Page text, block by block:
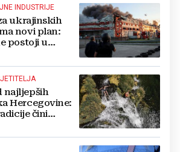
INDUSTRIJE
ukrajinskih
novi plan:
postoji u
najljepših
Hercegovine:
čini